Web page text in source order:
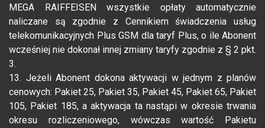
MEGA RAIFFEISEN wszystkie opłaty automatycznie
naliczane są zgodnie z Cennikiem świadczenia usług
telekomunikacyjnych Plus GSM dla taryf Plus, o ile Abonent
wcześniej nie dokonał innej zmiany taryfy zgodnie z § 2 pkt.
3.
13. Jeżeli Abonent dokona aktywacji w jednym z planów
cenowych: Pakiet 25, Pakiet 35, Pakiet 45, Pakiet 65, Pakiet
105, Pakiet 185, a aktywacja ta nastąpi w okresie trwania
okresu rozliczeniowego, wówczas wartość Pakietu